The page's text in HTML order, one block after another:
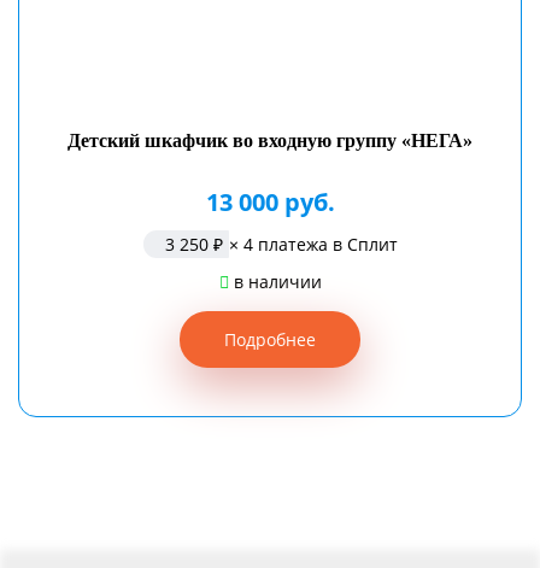
Детский шкафчик во входную группу «НЕГА»
13 000 руб.
3 250 ₽ × 4 платежа в Сплит
в наличии
Подробнее